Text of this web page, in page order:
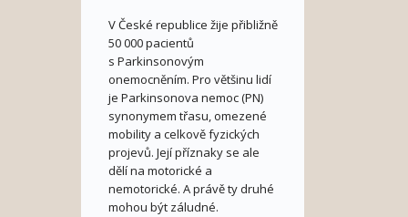
V České republice žije přibližně
50 000 pacientů
s Parkinsonovým
onemocněním. Pro většinu lidí
je Parkinsonova nemoc (PN)
synonymem třasu, omezené
mobility a celkově fyzických
projevů. Její příznaky se ale
dělí na motorické a
nemotorické. A právě ty druhé
mohou být záludné.